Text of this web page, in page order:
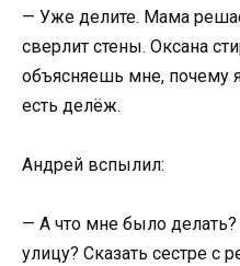
— Уже делите. Мама
сверлит стены. Оксана
объясняешь мне, почему
есть делёж.
Андрей вспылил:
— А что мне было делать?
улицу? Сказать сестре с